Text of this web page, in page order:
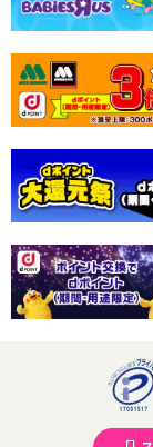
積した黄ばみまで
は黄ばみや黒ずみ
●徹底抗菌、ウイ
ジケア機能も搭載。
●衣類がいつまで